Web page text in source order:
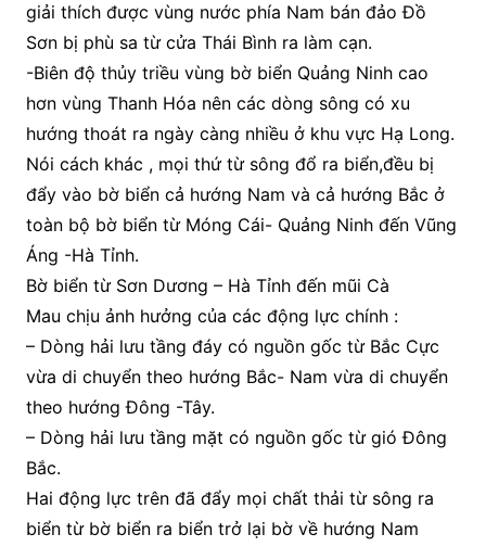
giải thích được vùng nước phía Nam bán đảo Đồ
Sơn bị phù sa từ cửa Thái Bình ra làm cạn.
-Biên độ thủy triều vùng bờ biển Quảng Ninh cao
hơn vùng Thanh Hóa nên các dòng sông có xu
hướng thoát ra ngày càng nhiều ở khu vực Hạ Long.
Nói cách khác , mọi thứ từ sông đổ ra biển,đều bị
đẩy vào bờ biển cả hướng Nam và cả hướng Bắc ở
toàn bộ bờ biển từ Móng Cái- Quảng Ninh đến Vũng
Áng -Hà Tỉnh.
Bờ biển từ Sơn Dương – Hà Tỉnh đến mũi Cà
Mau chịu ảnh hưởng của các động lực chính :
– Dòng hải lưu tầng đáy có nguồn gốc từ Bắc Cực
vừa di chuyển theo hướng Bắc- Nam vừa di chuyển
theo hướng Đông -Tây.
– Dòng hải lưu tầng mặt có nguồn gốc từ gió Đông
Bắc.
Hai động lực trên đã đẩy mọi chất thải từ sông ra
biển từ bờ biển ra biển trở lại bờ về hướng Nam